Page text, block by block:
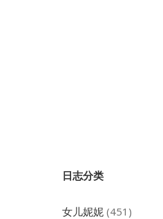
Sidebar
日志分类
女儿妮妮(451)